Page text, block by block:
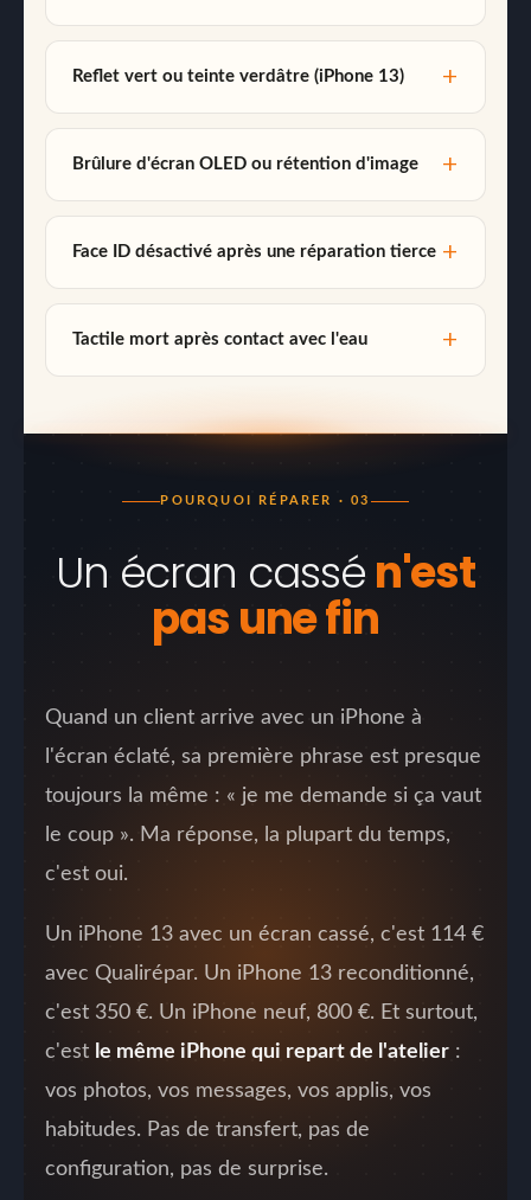
Reflet vert ou teinte verdâtre (iPhone 13)
Brûlure d'écran OLED ou rétention d'image
Face ID désactivé après une réparation tierce
Tactile mort après contact avec l'eau
POURQUOI RÉPARER · 03
Un écran cassén'est
pas une fin
Quand un client arrive avec un iPhone à
l'écran éclaté, sa première phrase est presque
toujours la même : « je me demande si ça vaut
le coup ». Ma réponse, la plupart du temps,
c'est oui.
Un iPhone 13 avec un écran cassé, c'est 114 €
avec Qualirépar. Un iPhone 13 reconditionné,
c'est 350 €. Un iPhone neuf, 800 €. Et surtout,
c'est le même iPhone qui repart de l'atelier :
vos photos, vos messages, vos applis, vos
habitudes. Pas de transfert, pas de
configuration, pas de surprise.